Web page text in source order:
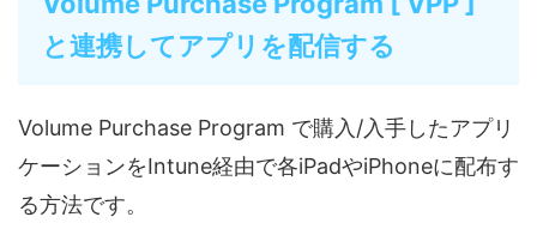
と連携してアプリを配信する
Volume Purchase Program で購入/入手したアプリ
ケーションをIntune経由で各iPadやiPhoneに配布す
る方法です。